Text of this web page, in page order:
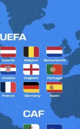
s’offre
140 M€